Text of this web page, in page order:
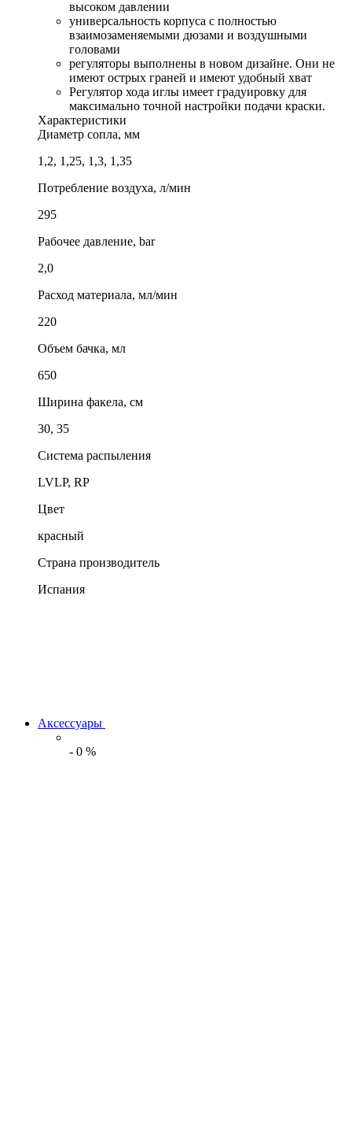
высоком давлении
универсальность корпуса с полностью
взаимозаменяемыми дюзами и воздушными
головами
регуляторы выполнены в новом дизайне. Они не
имеют острых граней и имеют удобный хват
Регулятор хода иглы имеет градуировку для
максимально точной настройки подачи краски.
Характеристики
Диаметр сопла, мм
1,2, 1,25, 1,3, 1,35
Потребление воздуха, л/мин
295
Рабочее давление, bar
2,0
Расход материала, мл/мин
220
Объем бачка, мл
650
Ширина факела, см
30, 35
Система распыления
LVLP, RP
Цвет
красный
Страна производитель
Испания
Аксессуары
- 0 %